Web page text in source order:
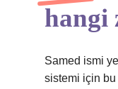
hangi
Samed ismi
sistemi için